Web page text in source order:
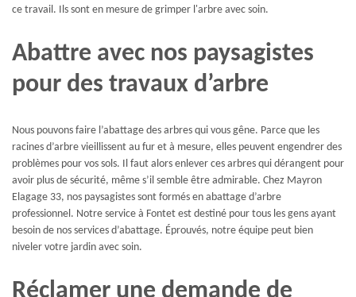
ce travail. Ils sont en mesure de grimper l'arbre avec soin.
Abattre avec nos paysagistes
pour des travaux d’arbre
Nous pouvons faire l’abattage des arbres qui vous gêne. Parce que les
racines d’arbre vieillissent au fur et à mesure, elles peuvent engendrer des
problèmes pour vos sols. Il faut alors enlever ces arbres qui dérangent pour
avoir plus de sécurité, même s’il semble être admirable. Chez Mayron
Elagage 33, nos paysagistes sont formés en abattage d’arbre
professionnel. Notre service à Fontet est destiné pour tous les gens ayant
besoin de nos services d’abattage. Éprouvés, notre équipe peut bien
niveler votre jardin avec soin.
Réclamer une demande de